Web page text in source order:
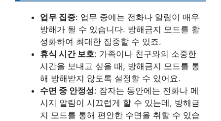
업무 집중: 업무 중에는 전화나 알림이 매우
방해가 될 수 있습니다. 방해금지 모드를 활
성화하여 최대한 집중할 수 있죠.
휴식 시간 보호: 가족이나 친구와의 소중한
시간을 보내고 싶을 때, 방해금지 모드를 통
해 방해받지 않도록 설정할 수 있어요.
수면 중 안정성: 잠자는 동안에는 전화나 메
시지 알림이 시끄럽게 할 수 있는데, 방해금
지 모드를 통해 편안한 수면을 취할 수 있습